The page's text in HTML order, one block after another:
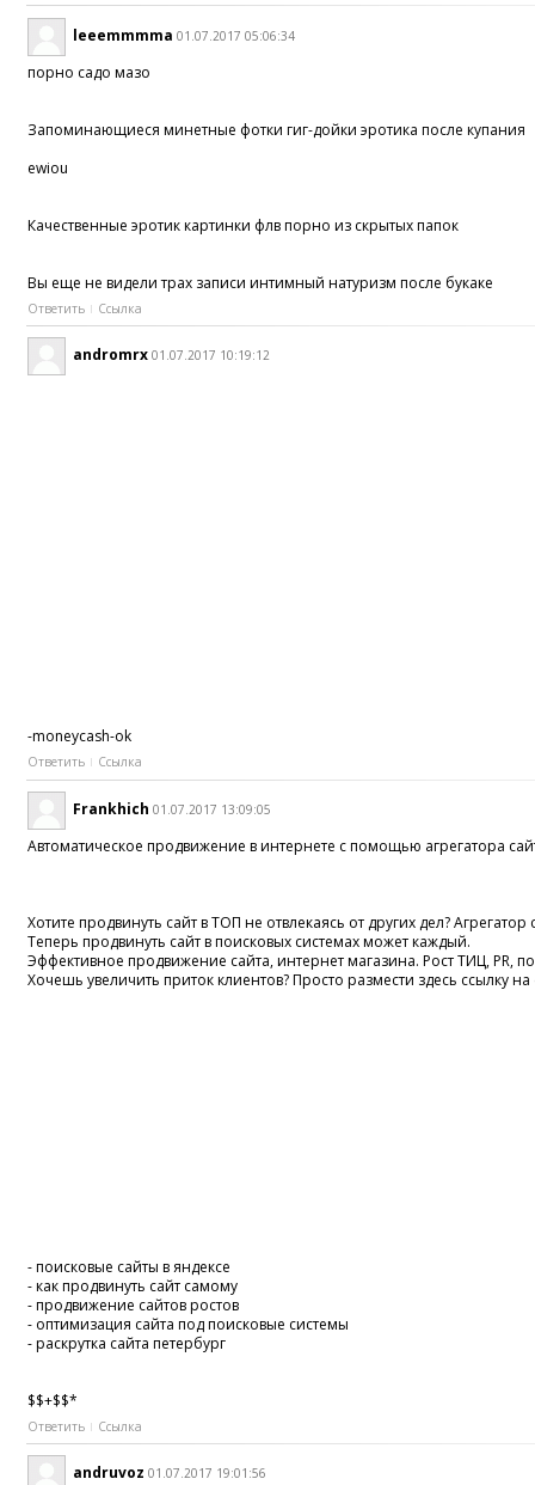
leeemmmma 01.07.2017 05:06:34
порно садо мазо
Запоминающиеся минетные фотки гиг-дойки эротика после купания
ewiou
Качественные эротик картинки флв порно из скрытых папок
Вы еще не видели трах записи интимный натуризм после букаке
Ответить Ссылка
andromrx 01.07.2017 10:19:12
-moneycash-ok
Ответить Ссылка
Frankhich 01.07.2017 13:09:05
Автоматическое продвижение в интернете с помощью агрегатора
Хотите продвинуть сайт в ТОП не отвлекаясь от других дел?
Теперь продвинуть сайт в поисковых системах может каждый.
Эффективное продвижение сайта, интернет магазина. Рост ТИЦ, PR,
Хочешь увеличить приток клиентов? Просто размести здесь ссылку на
- поисковые сайты в яндексе
- как продвинуть сайт самому
- продвижение сайтов ростов
- оптимизация сайта под поисковые системы
- раскрутка сайта петербург
$$+$$*
Ответить Ссылка
andruvoz 01.07.2017 19:01:56